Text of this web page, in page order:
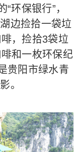
环保银行”，
边捡拾一袋垃
，捡拾3袋垃
和一枚环保纪
贵阳市绿水青
。